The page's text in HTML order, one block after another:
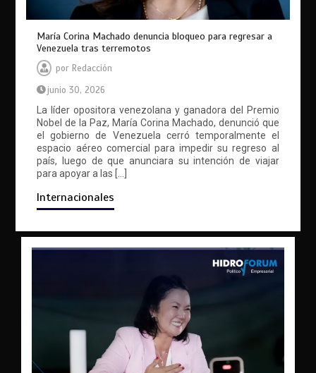
María Corina Machado denuncia bloqueo para regresar a
Venezuela tras terremotos
por Redacción
junio 30, 2026
La líder opositora venezolana y ganadora del Premio
Nobel de la Paz, María Corina Machado, denunció que
el gobierno de Venezuela cerró temporalmente el
espacio aéreo comercial para impedir su regreso al
país, luego de que anunciara su intención de viajar
para apoyar a las […]
Internacionales